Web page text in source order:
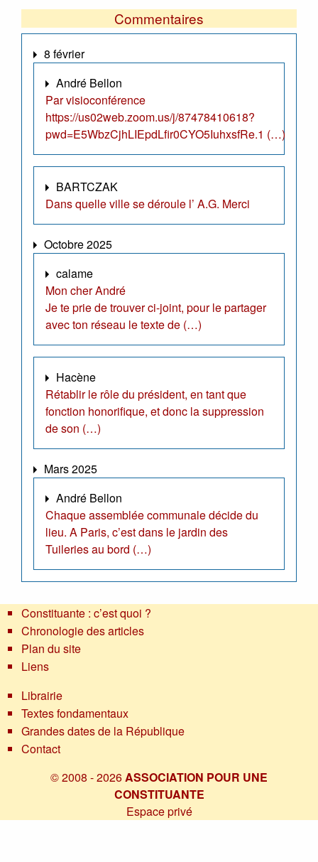
Commentaires
8 février
André Bellon
Par visioconférence
https://us02web.zoom.us/j/87478410618?
pwd=E5WbzCjhLIEpdLfir0CYO5IuhxsfRe.1 (…)
BARTCZAK
Dans quelle ville se déroule l’ A.G. Merci
Octobre 2025
calame
Mon cher André
Je te prie de trouver ci-joint, pour le partager
avec ton réseau le texte de (…)
Hacène
Rétablir le rôle du président, en tant que
fonction honorifique, et donc la suppression
de son (…)
Mars 2025
André Bellon
Chaque assemblée communale décide du
lieu. A Paris, c’est dans le jardin des
Tuileries au bord (…)
Constituante : c’est quoi ?
Chronologie des articles
Plan du site
Liens
Librairie
Textes fondamentaux
Grandes dates de la République
Contact
© 2008 - 2026 ASSOCIATION POUR UNE
CONSTITUANTE
Espace privé